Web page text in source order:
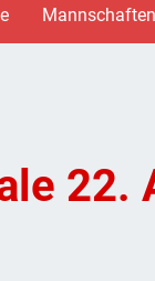
Mannschaften
22.